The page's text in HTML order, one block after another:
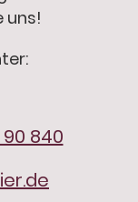
uns!
840